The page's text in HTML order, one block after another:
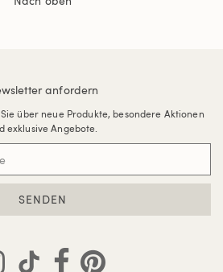
anfordern
über neue Produkte, besondere Aktionen
exklusive Angebote.
SENDEN